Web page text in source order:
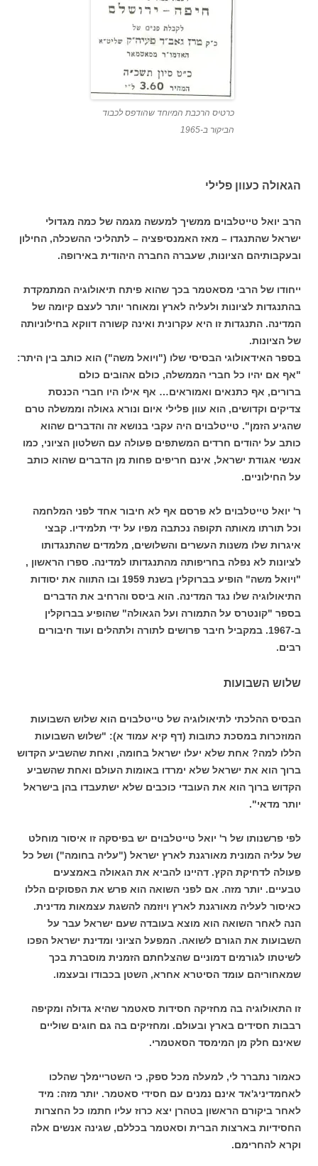
כרטיס הרכבת המיוחד שהודפס לכבוד
הביקור ב-1965
הגאולה כעוון פלילי
הרב יואל טייטלבוים ממשיך למעשה מגמה של כמה מגדולי
ישראל שהתנגדו – מאז האמנסיפציה – לתהליכי ההשכלה, החילון
ובעקבותיהם הציונות, שעברה החברה היהודית באירופה.
ייחודו של הרבי מסאטמר בכך שהוא פיתח תיאולוגיה המתמקדת
בהתנגדות לציונות ולעליה לארץ ומאוחר יותר לעצם קיומה של
המדינה. התנגדות זו היא עקרונית ואינה קשורה דווקא בחילוניותה
של הציונות.
בספר האידאולוגי הבסיסי שלו ("ויואל משה") הוא כותב בין היתר:
"אף אם יהיו כל חברי הממשלה, כולם אהובים כולם
ברורים, אף כתנאים ואמוראים… אף אילו היו חברי הכנסת
צדיקים וקדושים, הוא עוון פלילי איום ונורא גאולה וממשלה טרם
שהגיע הזמן". טייטלבוים היה עקבי בנושא זה והדברים שהוא
כותב על יהודים חרדים המשתפים פעולה עם השלטון הציוני, כמו
אנשי אגודת ישראל, אינם חריפים פחות מן הדברים שהוא כותב
על החילוניים.
ר' יואל טייטלבוים לא פרסם אף לא חיבור אחד לפני המלחמה
וכל תורתו מאותה תקופה נכתבה מפיו על ידי תלמידיו. קבצי
איגרות שלו משנות העשרים והשלושים, מלמדים שהתנגדותו
לציונות לא נפלה בחריפותה מהתנגדותו למדינה. ספרו הראשון ,
"ויואל משה" הופיע בברוקלין בשנת 1959 ובו התווה את יסודות
התיאולוגיה שלו נגד המדינה. הוא ביסס והרחיב את הדברים
בספר "קונטרס על התמורה ועל הגאולה" שהופיע בברוקלין
ב-1967. במקביל חיבר פרושים לתורה ולתהלים ועוד חיבורים
רבים.
שלוש השבועות
הבסיס ההלכתי לתיאולוגיה של טייטלבוים הוא שלוש השבועות
המוזכרות במסכת כתובות (דף קיא עמוד א): "שלוש השבועות
הללו למה? אחת שלא יעלו ישראל בחומה, ואחת שהשביע הקדוש
ברוך הוא את ישראל שלא ימרדו באומות העולם ואחת שהשביע
הקדוש ברוך הוא את העובדי כוכבים שלא ישתעבדו בהן בישראל
יותר מדאי".
לפי פרשנותו של ר' יואל טייטלבוים יש בפיסקה זו איסור מוחלט
של עליה המונית מאורגנת לארץ ישראל ("עליה בחומה") ושל כל
פעולה לדחיקת הקץ. דהיינו להביא את הגאולה באמצעים
טבעיים. יותר מזה. אם לפני השואה הוא פרש את הפסוקים הללו
כאיסור לעליה מאורגנת לארץ ויוזמה להשגת עצמאות מדינית.
הנה לאחר השואה הוא מוצא בעובדה שעם ישראל עבר על
השבועות את הגורם לשואה. המפעל הציוני ומדינת ישראל הפכו
לשיטתו לגורמים דמוניים שהצלחתם הזמנית מוסברת בכך
שמאחוריהם עומד הסיטרא אחרא, השטן בכבודו ובעצמו.
זו התאולוגיה בה מחזיקה חסידות סאטמר שהיא גדולה ומקיפה
רבבות חסידים בארץ ובעולם. ומחזיקים בה גם חוגים שוליים
שאינם חלק מן המימסד הסאטמרי.
כאמור נתברר לי, למעלה מכל ספק, כי השטריימלך שהלכו
לאחמדיניג'אד אינם נמנים עם חסידי סאטמר. יותר מזה: מיד
לאחר ביקורם הראשון בטהרן יצא כרוז עליו חתמו כל החצרות
החסידיות בארצות הברית וסאטמר בכללם, שגינה אנשים אלה
וקרא להחרימם.